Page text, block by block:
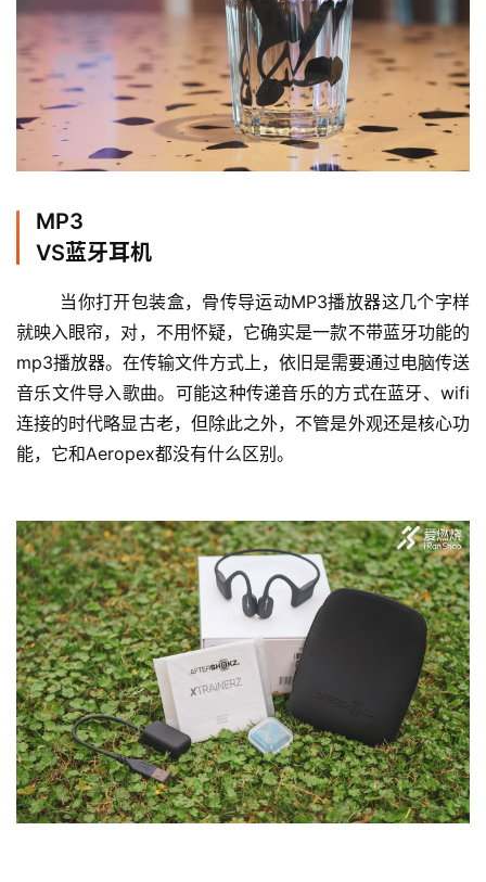
MP3
VS蓝牙耳机
当你打开包装盒，骨传导运动MP3播放器这几个字样
就映入眼帘，对，不用怀疑，它确实是一款不带蓝牙功能的
mp3播放器。在传输文件方式上，依旧是需要通过电脑传送
音乐文件导入歌曲。可能这种传递音乐的方式在蓝牙、wifi
连接的时代略显古老，但除此之外，不管是外观还是核心功
能，它和Aeropex都没有什么区别。